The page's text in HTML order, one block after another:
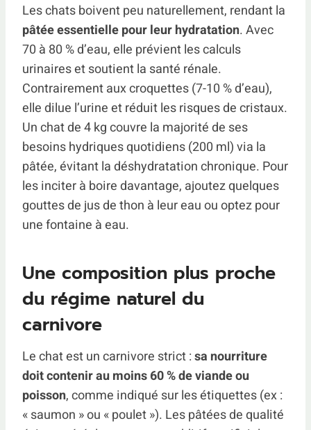
Les chats boivent peu naturellement, rendant la
pâtée essentielle pour leur hydratation. Avec
70 à 80 % d’eau, elle prévient les calculs
urinaires et soutient la santé rénale.
Contrairement aux croquettes (7-10 % d’eau),
elle dilue l’urine et réduit les risques de cristaux.
Un chat de 4 kg couvre la majorité de ses
besoins hydriques quotidiens (200 ml) via la
pâtée, évitant la déshydratation chronique. Pour
les inciter à boire davantage, ajoutez quelques
gouttes de jus de thon à leur eau ou optez pour
une fontaine à eau.
Une composition plus proche
du régime naturel du
carnivore
Le chat est un carnivore strict :sa nourriture
doit contenir au moins 60 % de viande ou
poisson, comme indiqué sur les étiquettes (ex :
« saumon » ou « poulet »). Les pâtées de qualité